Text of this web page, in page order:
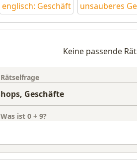
englisch: Geschäft unsauberes
Keine passende
Rätselfrage
Was ist 0 + 9?